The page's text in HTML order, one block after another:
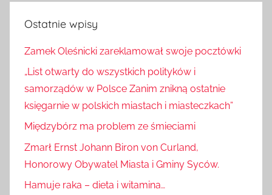
Ostatnie wpisy
Zamek Oleśnicki zareklamował swoje pocztówki
„List otwarty do wszystkich polityków i
samorządów w Polsce Zanim znikną ostatnie
księgarnie w polskich miastach i miasteczkach”
Międzybórz ma problem ze śmieciami
Zmarł Ernst Johann Biron von Curland,
Honorowy Obywatel Miasta i Gminy Syców.
Hamuje raka – dieta i witamina…